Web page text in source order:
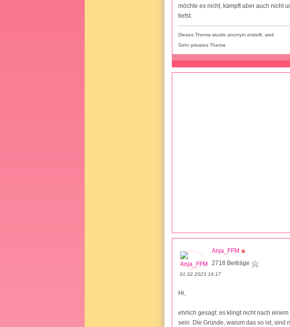
möchte es nicht, kämpft aber auch nicht
tiefst.
Dieses Thema wurde anonym erstellt, weil:
Sehr privates Thema
Anja_FFM
2718 Beiträge
01.02.2023 19:17
Hi,
ehrlich gesagt: es klingt nicht nach
sein. Die Gründe, warum das so ist, sind